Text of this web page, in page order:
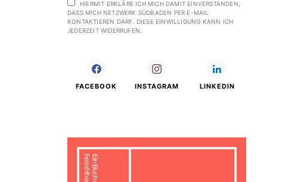
HIERMIT ERKLÄRE ICH MICH DAMIT EINVERSTANDEN,
DASS MICH NETZWERK SÜDBADEN PER E-MAIL
KONTAKTIEREN DARF. DIESE EINWILLIGUNG KANN ICH
JEDERZEIT WIDERRUFEN.
FACEBOOK INSTAGRAM LINKEDIN